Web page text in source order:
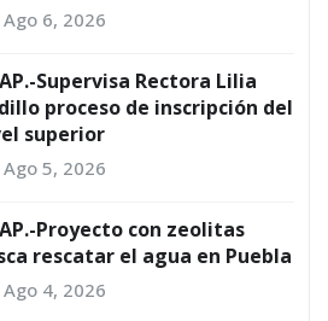
Ago 6, 2026
Supervisa Rectora Lilia
proceso de inscripción del
superior
Ago 5, 2026
Proyecto con zeolitas
rescatar el agua en Puebla
Ago 4, 2026